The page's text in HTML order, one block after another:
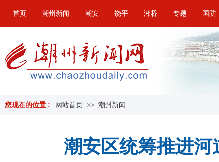
首页 潮州新闻 潮安 饶平 湘桥 专题 国防
您现在的位置 : 网站首页 >> 潮州新闻
潮安区统筹推进